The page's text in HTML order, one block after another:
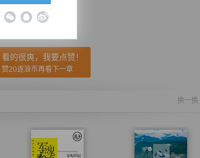
章 快捷键→）
看的很爽，我要点赞！
赞20逐浪币再看下一章
换一换